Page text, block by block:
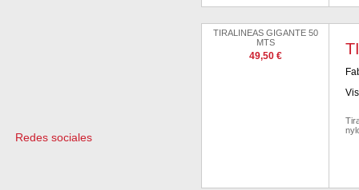
Redes sociales
TIRALINEAS GIGANTE 50
MTS
49,50 €